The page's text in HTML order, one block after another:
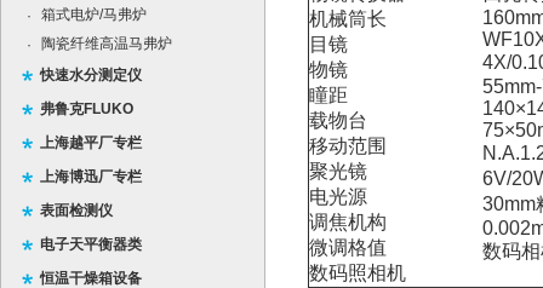
·
箱式电炉/马弗炉
·
陶瓷纤维高温马弗炉
快速水分测定仪
弗鲁克FLUKO
上海越平厂专栏
上海博迅厂专栏
表面检测仪
电子天平衡器类
恒温干燥箱设备
机械筒长
目镜
物镜
瞳距
载物台
移动范围
聚光镜
电光源
调焦机构
微调格值
数码照相机
4X/
6V/
30mm
数码